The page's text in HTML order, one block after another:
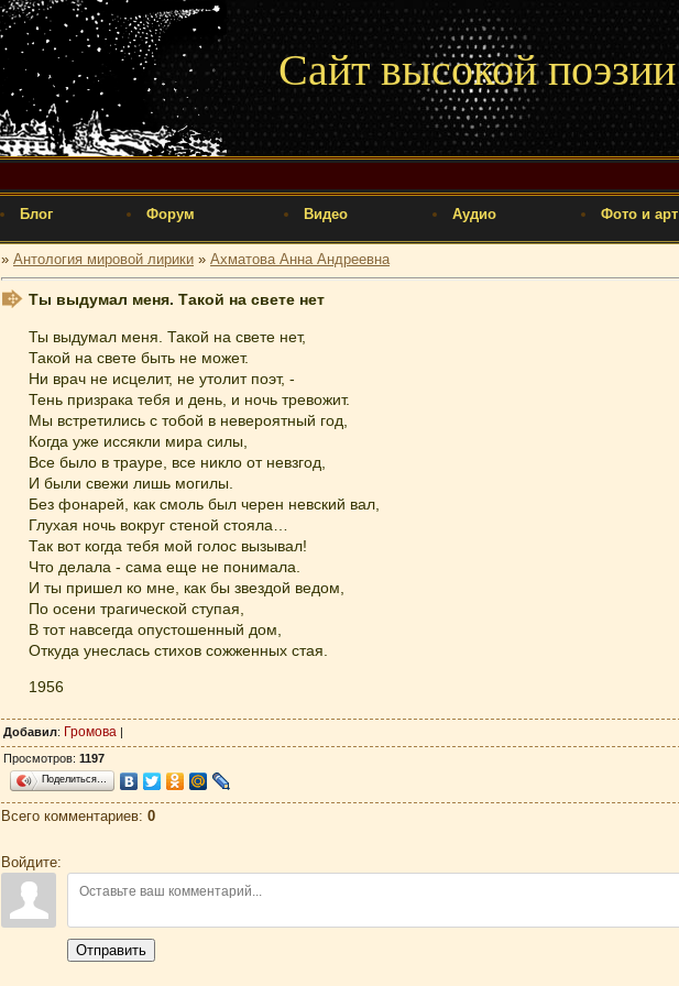
Сайт высокой поэзии
Блог Форум Видео Аудио Фото и арт
» Антология мировой лирики » Ахматова Анна Андреевна
Ты выдумал меня. Такой на свете нет
Ты выдумал меня. Такой на свете нет,
Такой на свете быть не может.
Ни врач не исцелит, не утолит поэт, -
Тень призрака тебя и день, и ночь тревожит.
Мы встретились с тобой в невероятный год,
Когда уже иссякли мира силы,
Все было в трауре, все никло от невзгод,
И были свежи лишь могилы.
Без фонарей, как смоль был черен невский вал,
Глухая ночь вокруг стеной стояла…
Так вот когда тебя мой голос вызывал!
Что делала - сама еще не понимала.
И ты пришел ко мне, как бы звездой ведом,
По осени трагической ступая,
В тот навсегда опустошенный дом,
Откуда унеслась стихов сожженных стая.
1956
Добавил: Громова
Просмотров: 1197
Поделиться…
Всего комментариев: 0
Войдите:
Отправить